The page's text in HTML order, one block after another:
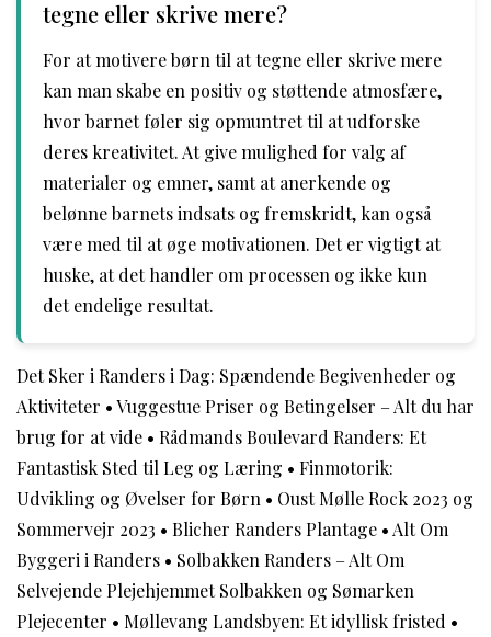
tegne eller skrive mere?
For at motivere børn til at tegne eller skrive mere
kan man skabe en positiv og støttende atmosfære,
hvor barnet føler sig opmuntret til at udforske
deres kreativitet. At give mulighed for valg af
materialer og emner, samt at anerkende og
belønne barnets indsats og fremskridt, kan også
være med til at øge motivationen. Det er vigtigt at
huske, at det handler om processen og ikke kun
det endelige resultat.
Det Sker i Randers i Dag: Spændende Begivenheder og
Aktiviteter •Vuggestue Priser og Betingelser – Alt du har
brug for at vide • Rådmands Boulevard Randers: Et
Fantastisk Sted til Leg og Læring • Finmotorik:
Udvikling og Øvelser for Børn • Oust Mølle Rock 2023 og
Sommervejr 2023 • Blicher Randers Plantage • Alt Om
Byggeri i Randers • Solbakken Randers – Alt Om
Selvejende Plejehjemmet Solbakken og Sømarken
Plejecenter • Møllevang Landsbyen: Et idyllisk fristed •